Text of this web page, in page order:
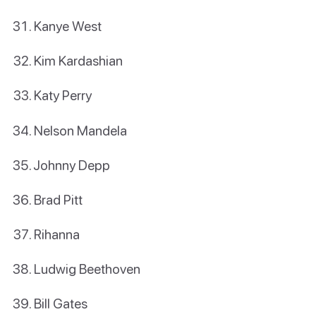
Kanye West
Kim Kardashian
Katy Perry
Nelson Mandela
Johnny Depp
Brad Pitt
Rihanna
Ludwig Beethoven
Bill Gates